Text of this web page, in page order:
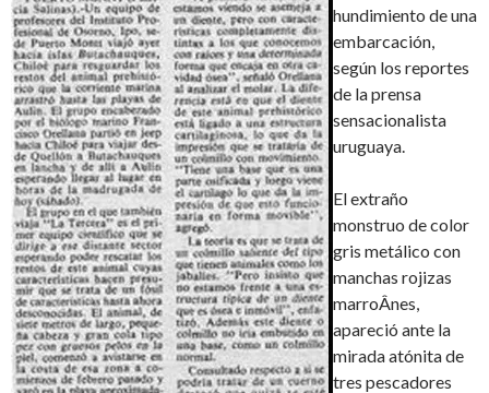
hundimiento de una
embarcación,
según los reportes
de la prensa
sensacionalista
uruguaya.
El extraño
monstruo de color
gris metálico con
manchas rojizas
marroÂ­nes,
apareció ante la
mirada atónita de
tres pescadores